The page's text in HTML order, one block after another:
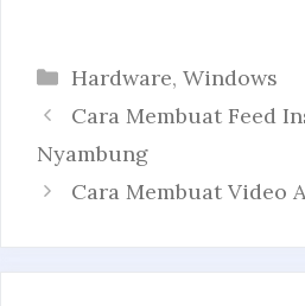
Categories
Hardware, Windows
Cara Membuat Feed
Nyambung
Cara Membuat Video